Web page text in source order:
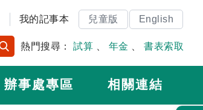
我的記事本 兒童版 English
熱門搜尋： 試算 年金 書表索取
辦事處專區 相關連結